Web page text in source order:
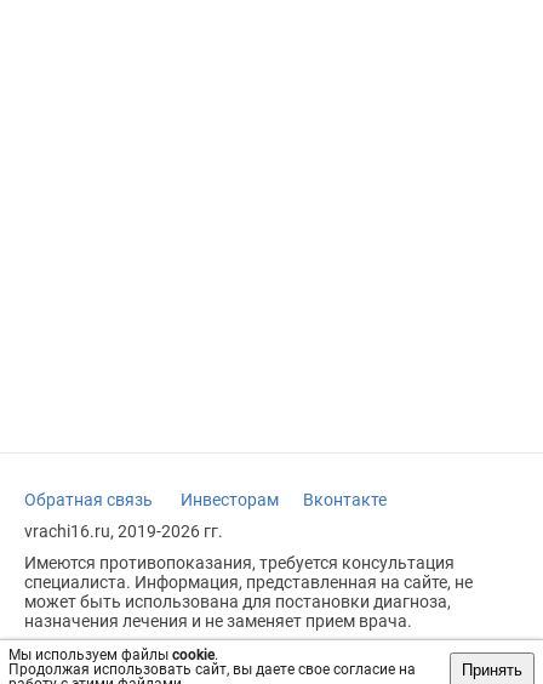
Мы используем файлы cookie.
Продолжая использовать сайт, вы даете свое согласие на
Принять
Обратная связь Инвесторам
Вконтакте
vrachi16.ru, 2019-2026 гг.
Имеются противопоказания, требуется консультация
специалиста. Информация, представленная на сайте, не
может быть использована для постановки диагноза,
назначения лечения и не заменяет прием врача.
Возрастное ограничение: 18+